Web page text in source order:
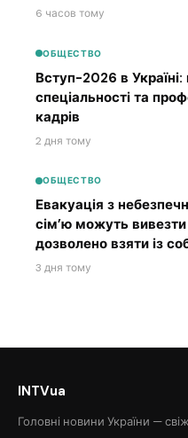
6 часов тому
ОБЩЕСТВО
Вступ-2026 в Україні:
спеціальності та
кадрів
2 дня тому
ОБЩЕСТВО
Евакуація з
сім’ю можуть
дозволено взяти із
3 дня тому
INTVua
Головні новини України —